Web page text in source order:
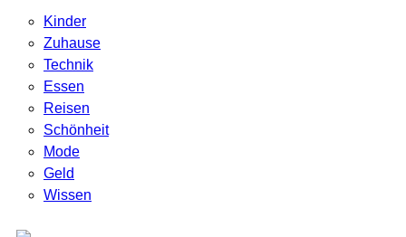
Kinder
Zuhause
Technik
Essen
Reisen
Schönheit
Mode
Geld
Wissen